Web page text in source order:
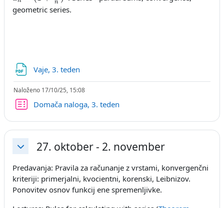
geometric series.
Vaje, 3. teden
Naloženo 17/10/25, 15:08
Domača naloga, 3. tedenKviz
Skrči 27. oktober - 2. november
Predavanja: Pravila za računanje z vrstami, konvergenčni
kriteriji: primerjalni, kvocientni, korenski, Leibnizov.
Ponovitev osnov funkcij ene spremenljivke.